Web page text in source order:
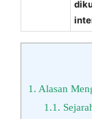
1. Alasan
1.1.